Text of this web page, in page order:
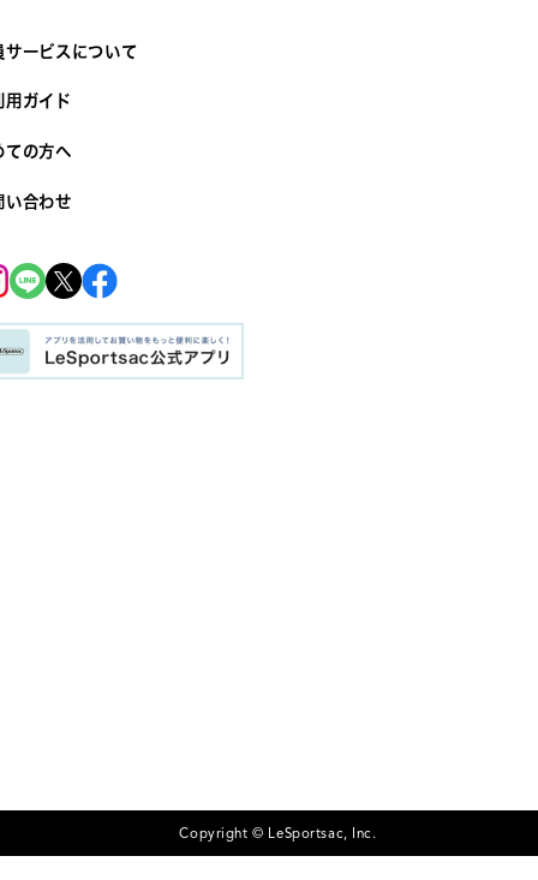
サービスについて
用ガイド
ての方へ
い合わせ
Copyright © LeSportsac, Inc.